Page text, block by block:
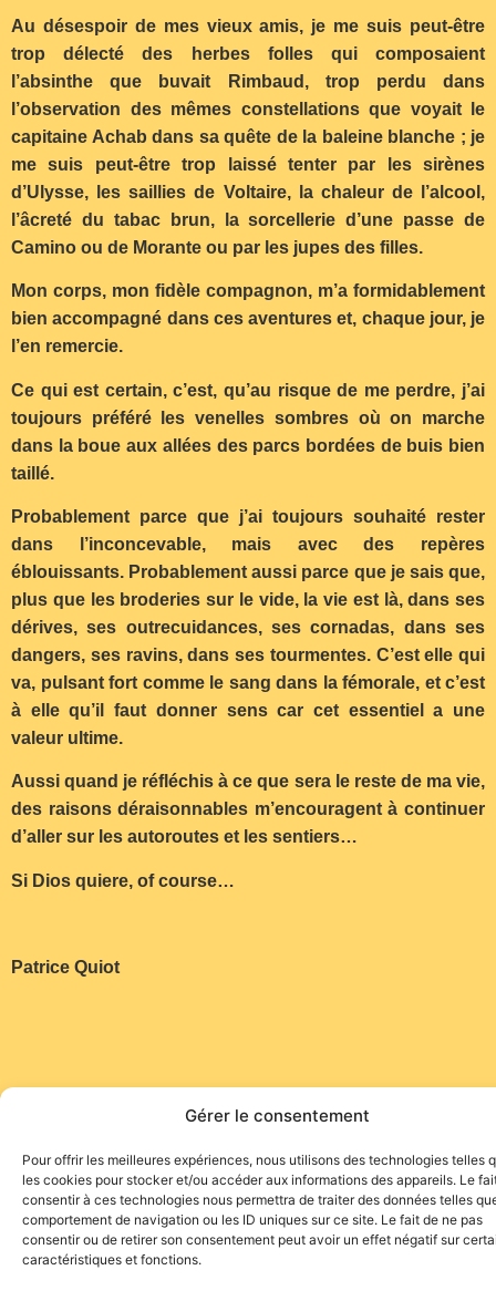
Gérer le consentement
Pour offrir les meilleures expériences, nous utilisons des technologies telles
les cookies pour stocker et/ou accéder aux informations des appareils. Le
consentir à ces technologies nous permettra de traiter des données telles
comportement de navigation ou les ID uniques sur ce site. Le fait de ne pas
consentir ou de retirer son consentement peut avoir un effet négatif sur
caractéristiques et fonctions.
Au désespoir de mes vieux amis, je me suis peut-être
trop délecté des herbes folles qui composaient
l’absinthe que buvait Rimbaud, trop perdu dans
l’observation des mêmes constellations que voyait le
capitaine Achab dans sa quête de la baleine blanche ; je
me suis peut-être trop laissé tenter par les sirènes
d’Ulysse, les saillies de Voltaire, la chaleur de l’alcool,
l’âcreté du tabac brun, la sorcellerie d’une passe de
Camino ou de Morante ou par les jupes des filles.
Mon corps, mon fidèle compagnon, m’a formidablement
bien accompagné dans ces aventures et, chaque jour, je
l’en remercie.
Ce qui est certain, c’est, qu’au risque de me perdre, j’ai
toujours préféré les venelles sombres où on marche
dans la boue aux allées des parcs bordées de buis bien
taillé.
Probablement parce que j’ai toujours souhaité rester
dans l’inconcevable, mais avec des repères
éblouissants. Probablement aussi parce que je sais que,
plus que les broderies sur le vide, la vie est là, dans ses
dérives, ses outrecuidances, ses cornadas, dans ses
dangers, ses ravins, dans ses tourmentes. C’est elle qui
va, pulsant fort comme le sang dans la fémorale, et c’est
à elle qu’il faut donner sens car cet essentiel a une
valeur ultime.
Aussi quand je réfléchis à ce que sera le reste de ma vie,
des raisons déraisonnables m’encouragent à continuer
d’aller sur les autoroutes et les sentiers…
Si Dios quiere, of course…
Patrice Quiot
Site de l'association TOROFIESTA